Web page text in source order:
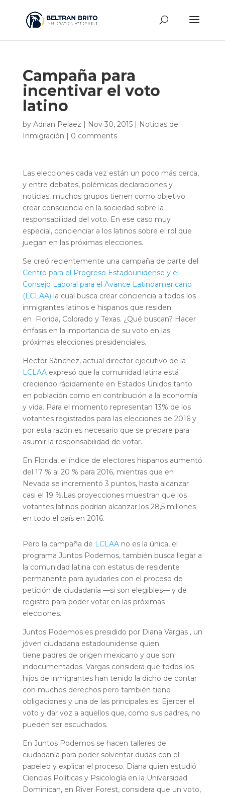
Campaña para
incentivar el voto
latino
by Adrian Pelaez | Nov 30, 2015| Noticias de
Inmigración | 0 comments
Las elecciones cada vez están un poco más cerca,
y entre debates, polémicas declaraciones y
noticias, muchos grupos tienen como objetivo
crear consciencia en la sociedad sobre la
responsabilidad del voto. En ese caso muy
especial, concienciar a los latinos sobre el rol que
juegan en las próximas elecciones.
Se creó recientemente una campaña de parte del
Centro para el Progreso Estadounidense y el
Consejo Laboral para el Avance Latinoamericano
(LCLAA) la cual busca crear conciencia a todos los
inmigrantes latinos e hispanos que residen
en Florida, Colorado y Texas. ¿Qué buscan? Hacer
énfasis en la importancia de su voto en las
próximas elecciones presidenciales.
Héctor Sánchez, actual director ejecutivo de la
LCLAA expresó que la comunidad latina está
creciendo rápidamente en Estados Unidos tanto
en población como en contribución a la economía
y vida. Para el momento representan 13% de los
votantes registrados para las elecciones de 2016 y
por esta razón es necesario que se prepare para
asumir la responsabilidad de votar.
En Florida, el índice de electores hispanos aumentó
del 17 % al 20 % para 2016, mientras que en
Nevada se incrementó 3 puntos, hasta alcanzar
casi el 19 %.Las proyecciones muestran que los
votantes latinos podrían alcanzar los 28,5 millones
en todo el país en 2016.
Pero la campaña de LCLAAno es la única, el
programa Juntos Podemos, también busca llegar a
la comunidad latina con estatus de residente
permanente para ayudarles con el proceso de
petición de ciudadanía —si son elegibles— y de
registro para poder votar en las próximas
elecciones.
Juntos Podemos es presidido por Diana Vargas , un
jóven ciudadana estadounidense quien
tiene padres de origen mexicano y que son
indocumentados. Vargas considera que todos los
hijos de inmigrantes han tenido la dicho de contar
con muchos derechos pero también tiene
obligaciones y una de las principales es: Ejercer el
voto y dar voz a aquellos que, como sus padres, no
pueden ser escuchados.
En Juntos Podemos se hacen talleres de
ciudadanía para poder solventar dudas con el
papeleo y explicar el proceso. Diana quien estudió
Ciencias Políticas y Psicología en la Universidad
Dominican, en River Forest, considera que un voto,